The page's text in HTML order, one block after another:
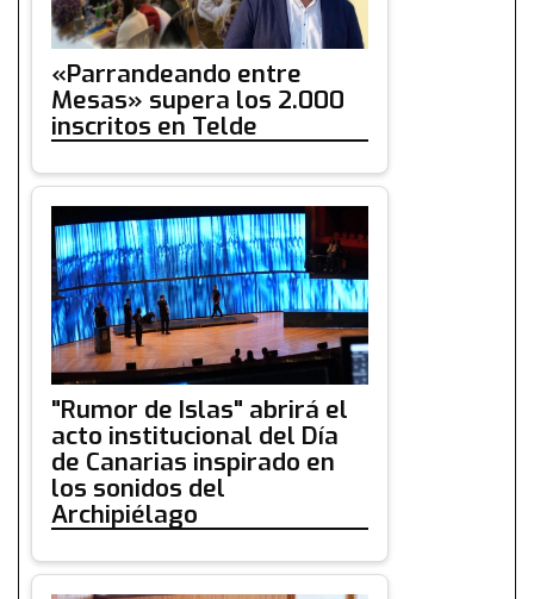
«Parrandeando entre
Mesas» supera los 2.000
inscritos en Telde
"Rumor de Islas" abrirá el
acto institucional del Día
de Canarias inspirado en
los sonidos del
Archipiélago